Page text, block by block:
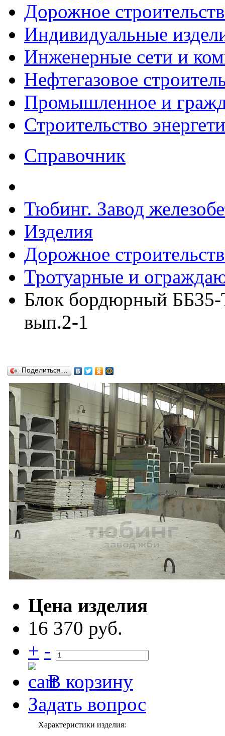
Дорожное
Индивидуальные
Инженерные сети и
Нефтегазовое
Промышленное и
Строительство
Справочник
Тюбинг. Завод
Изделия
Дорожное
Тротуарные и
Блок бордюрный
вып.2-1
Поделиться…
Цена изделия
16 370 руб.
+ -
В корзину
Задать вопрос
Характеристики изделия: